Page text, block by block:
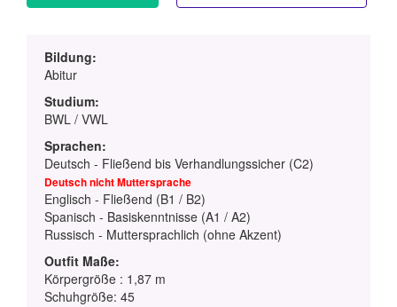
Bildung:
Abitur
Studium:
BWL / VWL
Sprachen:
Deutsch - Fließend bis Verhandlungssicher (C2)
Deutsch nicht Muttersprache
Englisch - Fließend (B1 / B2)
Spanisch - Basiskenntnisse (A1 / A2)
Russisch - Muttersprachlich (ohne Akzent)
Outfit Maße:
Körpergröße : 1,87 m
Schuhgröße: 45